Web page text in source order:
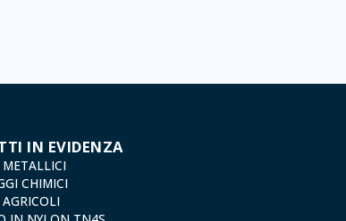
protezione dei dati, come quelli relativi alla salute, poiché non vengono criptati
cancellazione, limitazione del trattamento o richiesta di portabilità in
Valentín Gómez, Direttore, insieme a una fotocopia della sua carta d'identità,
IN EVIDENZA
METALLICI
CHIMICI
AGRICOLI